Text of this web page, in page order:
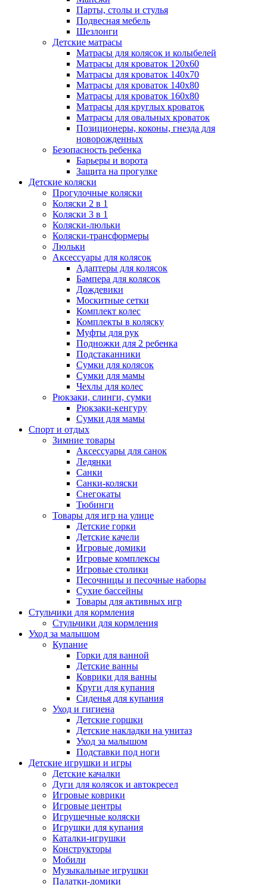
Парты, столы и стулья
Подвесная мебель
Шезлонги
Детские матрасы
Матрасы для колясок и колыбелей
Матрасы для кроваток 120х60
Матрасы для кроваток 140х70
Матрасы для кроваток 140х80
Матрасы для кроваток 160х80
Матрасы для круглых кроваток
Матрасы для овальных кроваток
Позиционеры, коконы, гнезда для
новорожденных
Безопасность ребенка
Барьеры и ворота
Защита на прогулке
Детские коляски
Прогулочные коляски
Коляски 2 в 1
Коляски 3 в 1
Коляски-люльки
Коляски-трансформеры
Люльки
Аксессуары для колясок
Адаптеры для колясок
Бампера для колясок
Дождевики
Москитные сетки
Комплект колес
Комплекты в коляску
Муфты для рук
Подножки для 2 ребенка
Подстаканники
Сумки для колясок
Сумки для мамы
Чехлы для колес
Рюкзаки, слинги, сумки
Рюкзаки-кенгуру
Сумки для мамы
Спорт и отдых
Зимние товары
Аксессуары для санок
Ледянки
Санки
Санки-коляски
Снегокаты
Тюбинги
Товары для игр на улице
Детские горки
Детские качели
Игровые домики
Игровые комплексы
Игровые столики
Песочницы и песочные наборы
Сухие бассейны
Товары для активных игр
Стульчики для кормления
Стульчики для кормления
Уход за малышом
Купание
Горки для ванной
Детские ванны
Коврики для ванны
Круги для купания
Сиденья для купания
Уход и гигиена
Детские горшки
Детские накладки на унитаз
Уход за малышом
Подставки под ноги
Детские игрушки и игры
Детские качалки
Дуги для колясок и автокресел
Игровые коврики
Игровые центры
Игрушечные коляски
Игрушки для купания
Каталки-игрушки
Конструкторы
Мобили
Музыкальные игрушки
Палатки-домики